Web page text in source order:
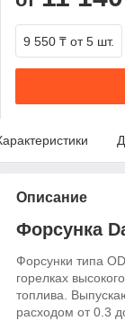
9 550 ₸ от 5 шт.
Описание
Форсунка
Форсунки типа
горелках
топлива.
расходом от 0.3